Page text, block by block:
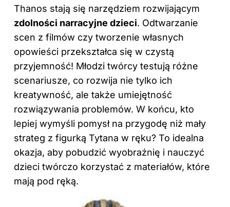
Thanos stają się narzędziem rozwijającym
zdolności narracyjne dzieci. Odtwarzanie
scen z filmów czy tworzenie własnych
opowieści przekształca się w czystą
przyjemność! Młodzi twórcy testują różne
scenariusze, co rozwija nie tylko ich
kreatywność, ale także umiejętność
rozwiązywania problemów. W końcu, kto
lepiej wymyśli pomysł na przygodę niż mały
strateg z figurką Tytana w ręku? To idealna
okazja, aby pobudzić wyobraźnię i nauczyć
dzieci twórczo korzystać z materiałów, które
mają pod ręką.